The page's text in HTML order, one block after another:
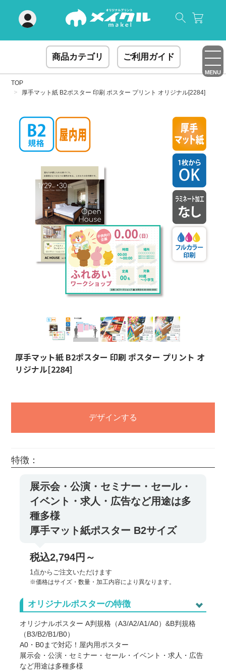
商品カテゴリ ご利用ガイド
MENU
TOP
厚手マット紙 B2ポスター 印刷 ポスター プリント オリジナル[2284]
厚手マット紙 B2ポスター 印刷 ポスター プリント オ
リジナル[2284]
デザインする
特徴：
展示会・公演・セミナー・セール・
イベント・求人・広告など用途は多
種多様
厚手マット紙ポスター B2サイズ
税込2,794円～
1点からご注文いただけます
※価格はサイズ・数量・加工内容により異なります。
オリジナルポスターの特徴
オリジナルポスター A判規格（A3/A2/A1/A0）&B判規格
（B3/B2/B1/B0）
A0・B0まで対応！屋内用ポスター
展示会・公演・セミナー・セール・イベント・求人・広告
など用途は多種多様